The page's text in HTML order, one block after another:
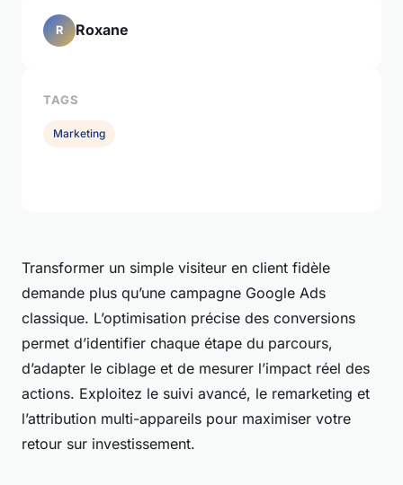
Transformer un simple visiteur en client fidèle
demande plus qu’une campagne Google Ads
classique. L’optimisation précise des conversions
permet d’identifier chaque étape du parcours,
d’adapter le ciblage et de mesurer l’impact réel des
actions. Exploitez le suivi avancé, le remarketing et
l’attribution multi-appareils pour maximiser votre
retour sur investissement.
R Roxane
TAGS
Marketing